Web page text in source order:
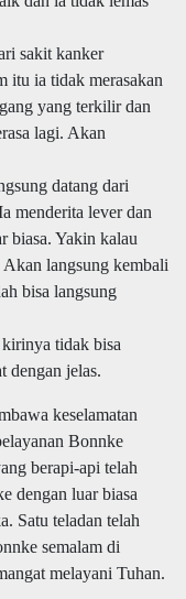
sakit kanker
itu ia tidak merasakan
yang terkilir dan
lagi. Akan
datang dari
menderita lever dan
biasa. Yakin kalau
langsung kembali
bisa langsung
tidak bisa
dengan jelas.
keselamatan
Bonnke
berapi-api telah
dengan luar biasa
Satu teladan telah
semalam di
melayani Tuhan.